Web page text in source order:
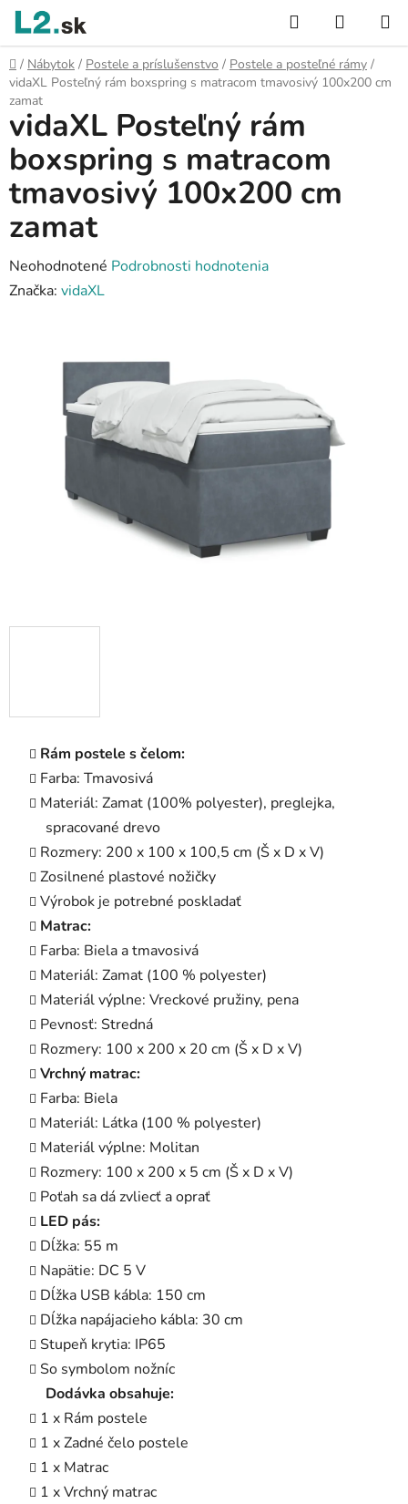
Prejsť
obsah
Hľadať
KOŠÍK
Domov
/ Nábytok / Postele a príslušenstvo / Postele a posteľné rámy /
vidaXL Posteľný rám boxspring s matracom tmavosivý 100x200 cm
zamat
Rám postele s čelom:
Farba: Tmavosivá
Materiál: Zamat (100% polyester), preglejka,
spracované drevo
Rozmery: 200 x 100 x 100,5 cm (Š x D x V)
Zosilnené plastové nožičky
Výrobok je potrebné poskladať
Matrac:
Farba: Biela a tmavosivá
Materiál: Zamat (100 % polyester)
Materiál výplne: Vreckové pružiny, pena
Pevnosť: Stredná
Rozmery: 100 x 200 x 20 cm (Š x D x V)
Vrchný matrac:
Farba: Biela
Materiál: Látka (100 % polyester)
Materiál výplne: Molitan
Rozmery: 100 x 200 x 5 cm (Š x D x V)
Poťah sa dá zvliecť a oprať
LED pás:
Dĺžka: 55 m
Napätie: DC 5 V
Dĺžka USB kábla: 150 cm
Dĺžka napájacieho kábla: 30 cm
Stupeň krytia: IP65
So symbolom nožníc
Dodávka obsahuje:
1 x Rám postele
1 x Zadné čelo postele
1 x Matrac
1 x Vrchný matrac
vidaXL Posteľný rám
boxspring s matracom
tmavosivý 100x200 cm
zamat
Priemerné
hodnotenie
hviezdičiek.
Neohodnotené Podrobnosti hodnotenia
Značka: vidaXL